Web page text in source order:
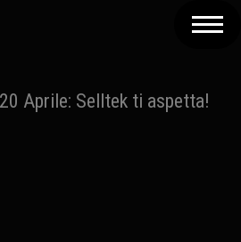
Aprile: Selltek ti aspetta!